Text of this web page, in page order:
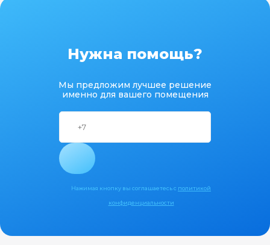
Нужна помощь?
Мы предложим лучшее решение
именно для вашего помещения
Нажимая кнопку вы соглашаетесь с политикой
конфиденциальности